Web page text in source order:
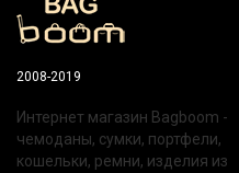
2008-2019
Интернет магазин Bagboom -
чемоданы, сумки, портфели,
кошельки, ремни, изделия из